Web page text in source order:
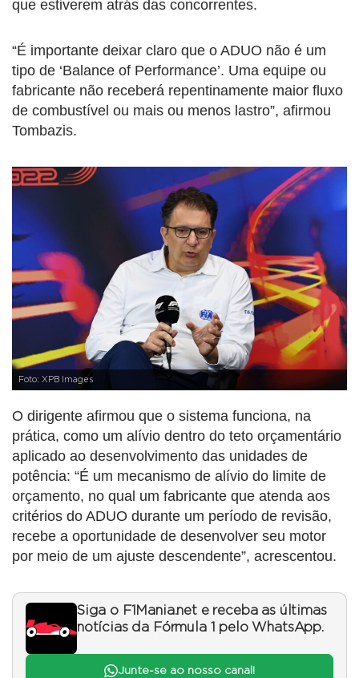
que estiverem atrás das concorrentes.
“É importante deixar claro que o ADUO não é um
tipo de ‘Balance of Performance’. Uma equipe ou
fabricante não receberá repentinamente maior fluxo
de combustível ou mais ou menos lastro”, afirmou
Tombazis.
Foto: XPB Images
O dirigente afirmou que o sistema funciona, na
prática, como um alívio dentro do teto orçamentário
aplicado ao desenvolvimento das unidades de
potência: “É um mecanismo de alívio do limite de
orçamento, no qual um fabricante que atenda aos
critérios do ADUO durante um período de revisão,
recebe a oportunidade de desenvolver seu motor
por meio de um ajuste descendente”, acrescentou.
Siga o F1Mania.net e receba as últimas
notícias da Fórmula 1 pelo WhatsApp.
Junte-se ao nosso canal!